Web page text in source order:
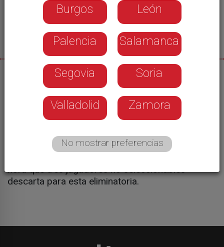
10/06/2026
Balonmano Nava Viveros Herol afronta esta
noche en Alicante el partido de ida de la
promoción de descenso ante Agustinos.
Mantener la concentración y no infravalorar al
rival será clave ante un equipo de división de
hora qué tres jugadores no seleccionables
descarta para esta eliminatoria.
Burgos León
Palencia Salamanca
Segovia Soria
Valladolid Zamora
No mostrar preferencias